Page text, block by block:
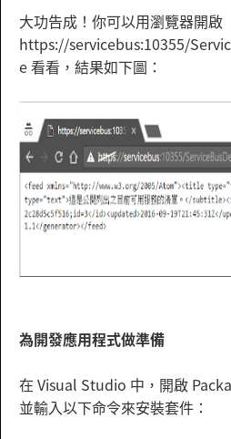
大功告成！你可以用瀏覽器開啟
https://servicebus:10355/
e 看看，結果如下圖：
為開發應用程式做準備
在 Visual Studio 中，開啟
並輸入以下命令來安裝套件：